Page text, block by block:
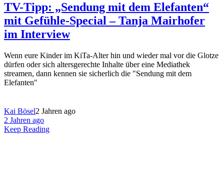
TV-Tipp: „Sendung mit dem Elefanten“
mit Gefühle-Special – Tanja Mairhofer
im Interview
Wenn eure Kinder im KiTa-Alter hin und wieder mal vor die Glotze
dürfen oder sich altersgerechte Inhalte über eine Mediathek
streamen, dann kennen sie sicherlich die "Sendung mit dem
Elefanten"
Kai Bösel2 Jahren ago
2 Jahren ago
Keep Reading